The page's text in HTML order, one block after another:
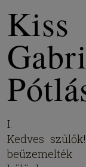
Kiss
I.
Kedves